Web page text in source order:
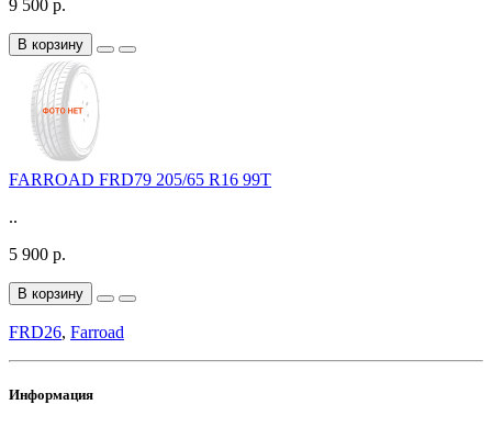
9 500 р.
В корзину
FARROAD FRD79 205/65 R16 99T
..
5 900 р.
В корзину
FRD26, Farroad
Информация